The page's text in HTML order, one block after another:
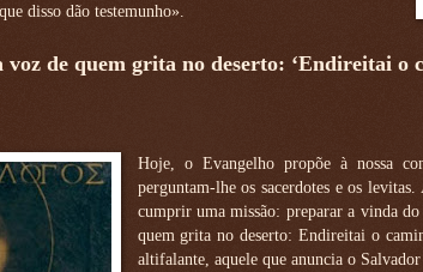
disso dão testemunho».
voz de quem grita no deserto: ‘Endireitai o
Hoje, o Evangelho propõe à nossa
perguntam-lhe os sacerdotes e os
cumprir uma missão: preparar a vinda do
quem grita no deserto: Endireitai o
altifalante, aquele que anuncia o